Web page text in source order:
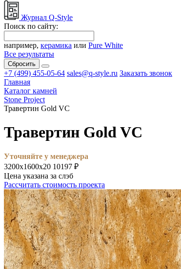
Журнал Q-Style
Поиск по сайту:
например, керамика или Pure White
Все результаты
Сбросить
+7 (499) 455-05-64 sales@q-style.ru Заказать звонок
Главная
Каталог камней
Stone Project
Травертин Gold VC
Травертин Gold VC
Уточняйте у менеджера
3200х1600х20 10197 ₽
Цена указана за слэб
Рассчитать стоимость проекта